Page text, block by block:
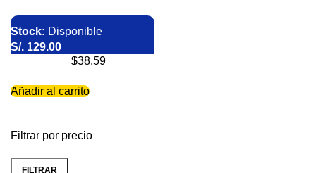
Filtrar por precio
FILTRAR
Stock: Disponible
S/. 129.00
$38.59
Añadir al carrito